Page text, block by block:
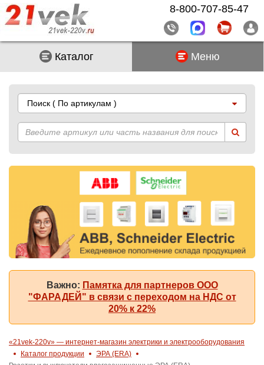
Каталог Меню
Поиск ( По артикулам )
Важно: Памятка для партнеров ООО
"ФАРАДЕЙ" в связи с переходом на НДС от
20% к 22%
«21vek-220v» — интернет-магазин электрики и электрооборудования
Каталог продукции
ЭРА (ERA)
8-800-707-85-47